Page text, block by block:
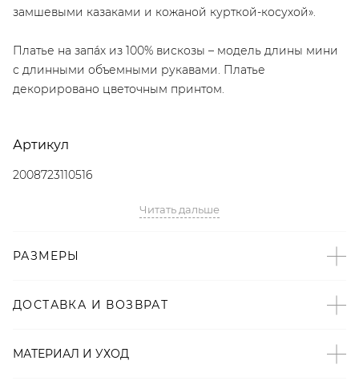
замшевыми казаками и кожаной курткой-косухой».
Платье на запа́х из 100% вискозы – модель длины мини
с длинными объемными рукавами. Платье
декорировано цветочным принтом.
Артикул
2008723110516
контролем бренда: Киргизия;
– Цветочный принт – тренд SS’23 по версии The Symbol;
– Универсальный крой на запа́х;
Читать дальше
РАЗМЕРЫ
ДОСТАВКА И ВОЗВРАТ
МАТЕРИАЛ И УХОД